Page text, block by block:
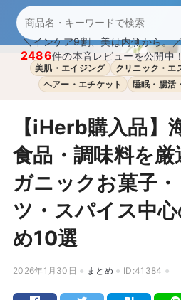
＼インケア9割、美は内側から。
2486件の本音レビューを公開中！
美肌・エイジング クリニック・エ
ヘアー・エチケット
睡眠・腸活
【iHerb購入品】
食品・調味料を
ガニックお菓子
ツ・スパイス中
め10選
2026年1月30日 まとめ ID:41384